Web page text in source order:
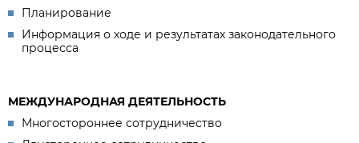
Планирование
Информация о ходе и результатах законодательного
процесса
МЕЖДУНАРОДНАЯ ДЕЯТЕЛЬНОСТЬ
Многостороннее сотрудничество